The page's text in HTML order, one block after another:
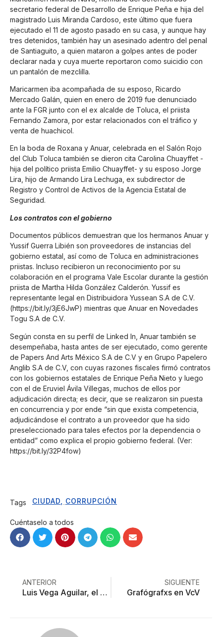
secretario federal de Desarrollo de Enrique Peña e hija del
magistrado Luis Miranda Cardoso, este último que fuera
ejecutado el 11 de agosto pasado en su casa, y aunque hay
tres detenidos, también hay un asesinado adentro del penal
de Santiaguito, a quien mataron a golpes antes de poder
declarar nada y cuya muerte reportaron como suicidio con
un pantalón de mezclilla.
Maricarmen iba acompañada de su esposo, Ricardo
Mercado Galán, quien en enero de 2019 fue denunciado
ante la FGR junto con el ex alcalde de Toluca, el priista
Fernando Zamora, por estar relacionados con el tráfico y
venta de huachicol.
En la boda de Roxana y Anuar, celebrada en el Salón Rojo
del Club Toluca también se dieron cita Carolina Chuayffet -
hija del político priista Emilio Chuayffet- y su esposo Jorge
Lira, hijo de Armando Lira Lechuga, ex subdirector de
Registro y Control de Activos de la Agencia Estatal de
Seguridad.
Los contratos con el gobierno
Documentos públicos demuestran que los hermanos Anuar y
Yussif Guerra Libién son proveedores de instancias del
gobierno estatal, así como de Toluca en administraciones
priistas. Incluso recibieron un reconocimiento por su
colaboración en el programa Vale Escolar durante la gestión
priista de Martha Hilda González Calderón. Yussif es
representante legal en Distribuidora Yussean S.A de C.V.
(https://bit.ly/3jE6JwP) mientras que Anuar en Novedades
Togu S.A de C.V.
Según consta en su perfil de Linked In, Anuar también se
desempeñaba, hasta antes de ser ejecutado, como gerente
de Papers And Arts México S.A de C.V y en Grupo Papelero
Anglib S.A de C.V, con cuyas razones fiscales firmó contratos
con los gobiernos estatales de Enrique Peña Nieto y luego
con el de Eruviel Ávila Villegas, muchos de ellos por
adjudicación directa; es decir, que se realizaron sin puesta
en concurrencia y por ende “sin que exista competencia,
adjudicándose el contrato a un proveedor que ha sido
preseleccionado para tales efectos por la dependencia o
entidad” como explica el propio gobierno federal. (Ver:
https://bit.ly/32P4fow)
Tags CIUDAD CORRUPCIÓN
Cuéntaselo a todos
ANTERIOR
Luis Vega Aguilar, el silencioso Golden Boy de Peña Nieto
SIGUIENTE
Grafógrafxs en VcV